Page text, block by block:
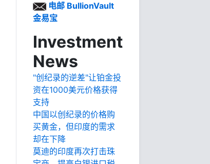
电邮 BullionVault
金易宝
Investment
News
"创纪录的逆差"让铂金投
资在1000美元价格获得
支持
中国以创纪录的价格购
买黄金，但印度的需求
却在下降
莫迪的印度再次打击珠